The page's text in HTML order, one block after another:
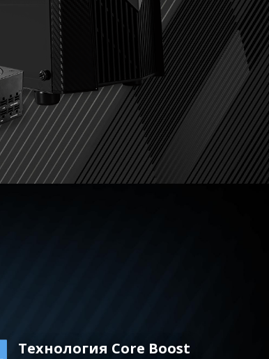
Технология Core Boost